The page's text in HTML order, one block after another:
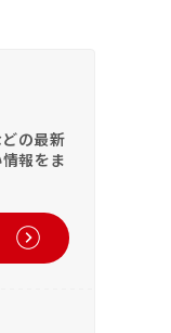
の最新
報をま